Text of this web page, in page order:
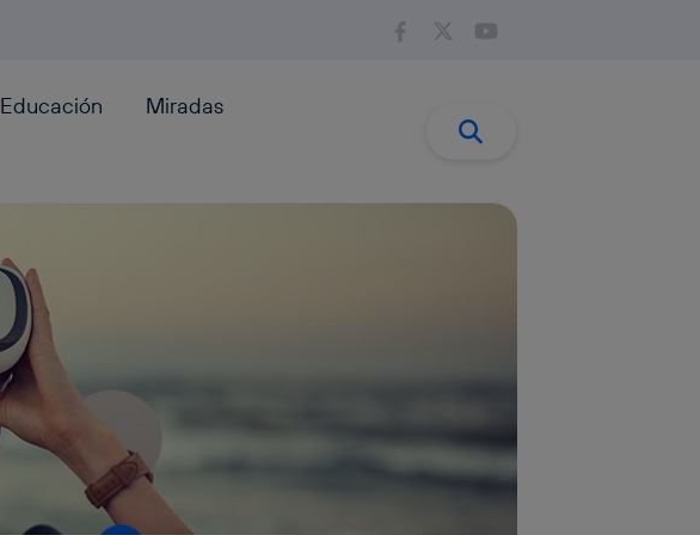
Educación
Miradas
Buscar